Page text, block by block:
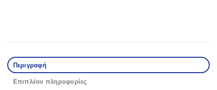
Περιγραφή
Επιπλέον πληροφορίες